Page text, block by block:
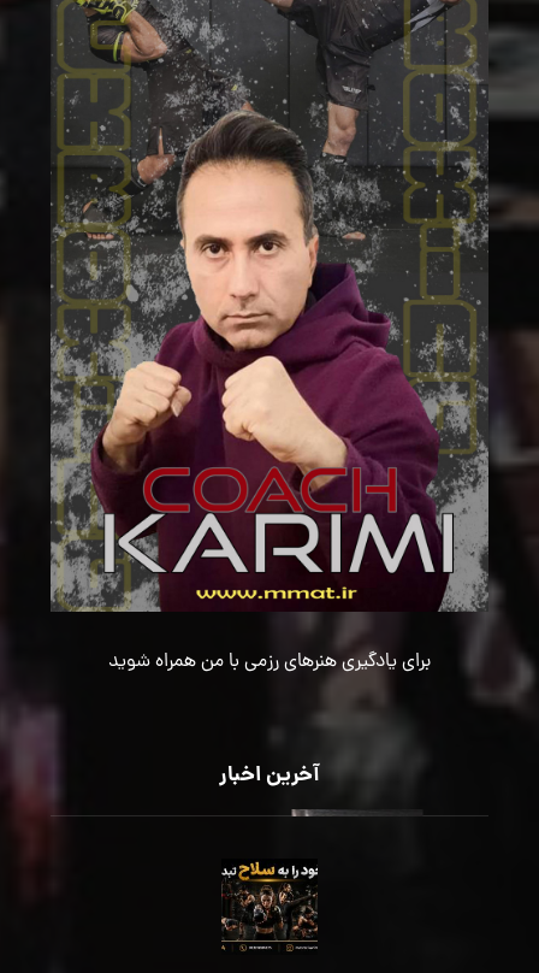
برای یادگیری هنرهای رزمی با من همراه شوید
آخرین اخبار